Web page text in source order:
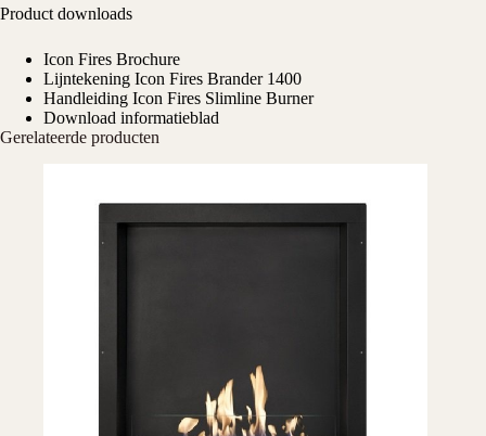
Product downloads
Icon Fires Brochure
Lijntekening Icon Fires Brander 1400
Handleiding Icon Fires Slimline Burner
Download informatieblad
Gerelateerde producten